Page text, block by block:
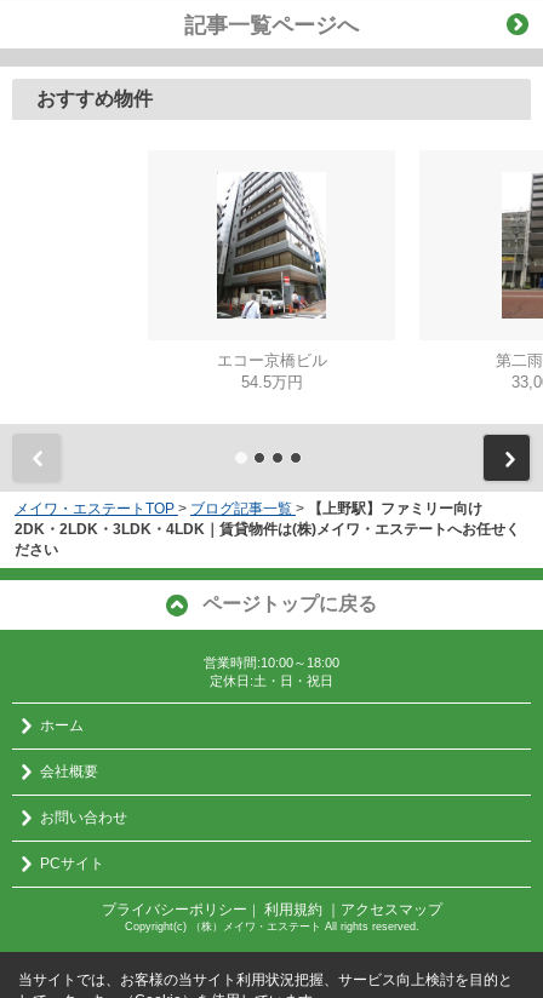
記事一覧ページへ
おすすめ物件
エコー京橋ビル
54.5万円
第二
メイワ・エステートTOP > ブログ記事一覧 >
【上野駅】ファミリー向け
2DK・2LDK・3LDK・4LDK｜賃貸物件は(株)メイワ・エステートへお任せく
ださい
ページトップに戻る
営業時間:10:00～18:00
定休日:土・日・祝日
ホーム
会社概要
お問い合わせ
PCサイト
プライバシーポリシー ｜ 利用規約 ｜アクセスマップ
Copyright(c) （株）メイワ・エステート All rights reserved.
当サイトでは、お客様の当サイト利用状況把握、サービス向上検討を目的と